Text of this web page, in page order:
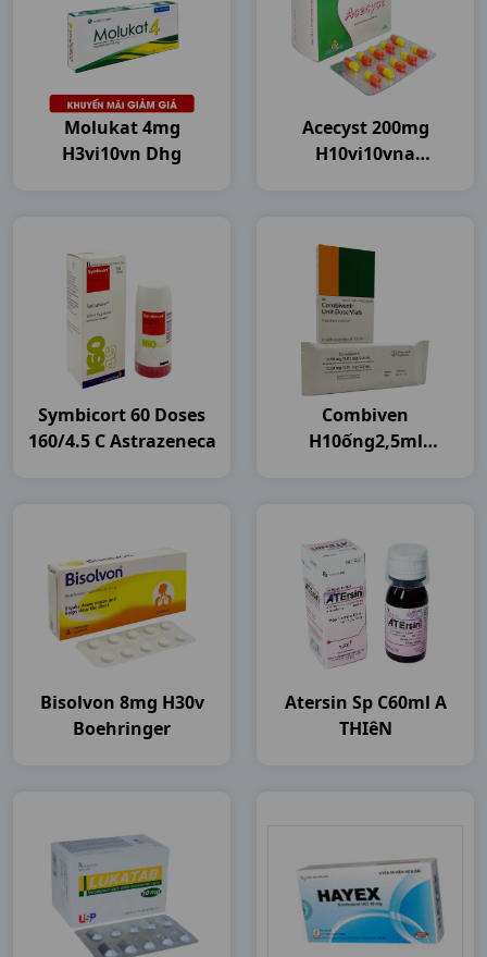
Molukat 4mg
H3vi10vn Dhg
Acecyst 200mg
H10vi10vna
Symbicort 60 Doses
160/4.5 C Astrazeneca
Combiven
H10ống2,5ml
Bisolvon 8mg H30v
Boehringer
Atersin Sp C60ml A
THIêN